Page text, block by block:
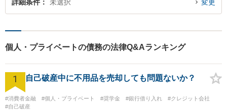
詳細条件 未選択 変更
個人・プライベートの債務の法律Q&Aランキング
1 自己破産中に不用品を売却しても問題ないか？
#消費者金融 #個人・プライベート #奨学金 #銀行借り入れ
#クレジット会社
#自己破産